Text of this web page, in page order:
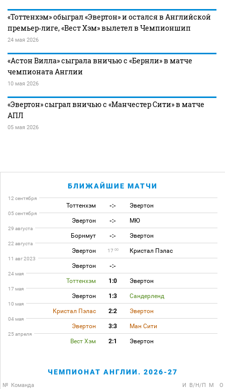
«Тоттенхэм» обыграл «Эвертон» и остался в Английской
премьер‑лиге, «Вест Хэм» вылетел в Чемпионшип
24 мая 2026
«Астон Вилла» сыграла вничью с «Бернли» в матче
чемпионата Англии
10 мая 2026
«Эвертон» сыграл вничью с «Манчестер Сити» в матче
АПЛ
05 мая 2026
БЛИЖАЙШИЕ МАТЧИ
12 сентября
Тоттенхэм -:- Эвертон
05 сентября
Эвертон -:- МЮ
29 августа
Борнмут -:- Эвертон
22 августа
Эвертон 17 00 Кристал Пэлас
11 авг 2023
Эвертон -:-
24 мая
Тоттенхэм 1:0 Эвертон
17 мая
Эвертон 1:3 Сандерленд
10 мая
Кристал Пэлас 2:2 Эвертон
04 мая
Эвертон 3:3 Ман Сити
25 апреля
Вест Хэм 2:1 Эвертон
ЧЕМПИОНАТ АНГЛИИ. 2026-27
№ Команда И В/Н/П М О